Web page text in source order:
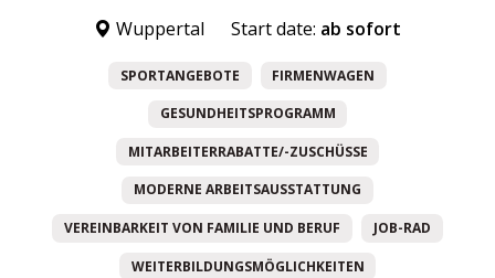
Wuppertal Start date: ab sofort
SPORTANGEBOTE FIRMENWAGEN
GESUNDHEITSPROGRAMM
MITARBEITERRABATTE/-ZUSCHÜSSE
MODERNE ARBEITSAUSSTATTUNG
VEREINBARKEIT VON FAMILIE UND BERUF JOB-RAD
WEITERBILDUNGSMÖGLICHKEITEN